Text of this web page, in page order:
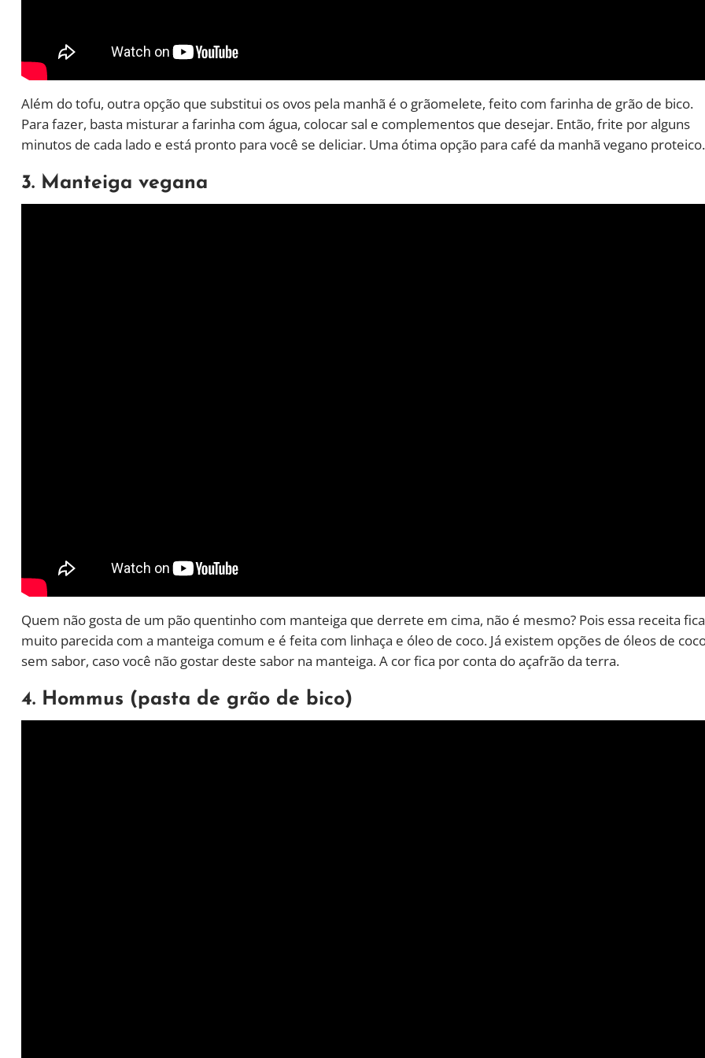
Além do tofu, outra opção que substitui os ovos pela manhã é o grãomelete, feito com farinha de grão de bico.
Para fazer, basta misturar a farinha com água, colocar sal e complementos que desejar. Então, frite por alguns
minutos de cada lado e está pronto para você se deliciar. Uma ótima opção para café da manhã vegano proteico.
3. Manteiga vegana
Quem não gosta de um pão quentinho com manteiga que derrete em cima, não é mesmo? Pois essa receita fica
muito parecida com a manteiga comum e é feita com linhaça e óleo de coco. Já existem opções de óleos de
sem sabor, caso você não gostar deste sabor na manteiga. A cor fica por conta do açafrão da terra.
4. Hommus (pasta de grão de bico)